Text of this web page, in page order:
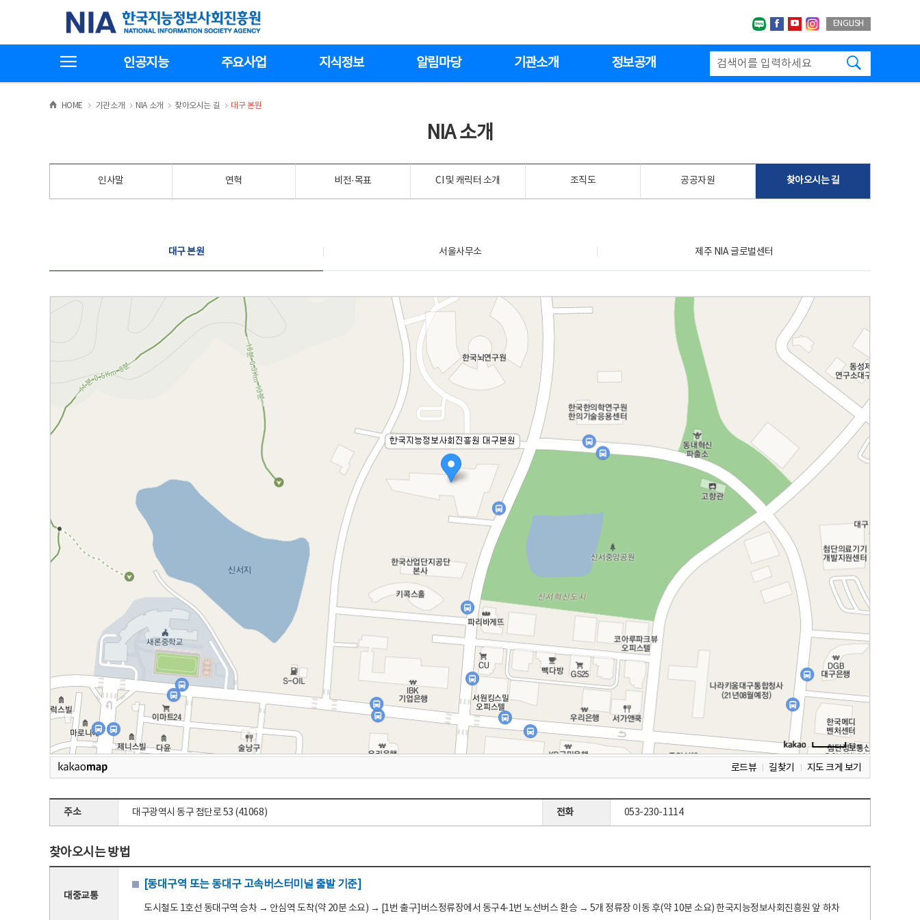
기
한국지능정보사회진흥원
네이버블로그
페이스북
유투브인스타그랩
ENGLISH
인공지능 주요사업 지식정보 알림마당 기관소개 정보공개
HOME >
기관소개 >NIA 소개 >
찾아오시는 길 >
대구 본원
NIA 소개
인사말 연혁 비전·목표 CI 및 캐릭터 소개 조직도 공공자원 찾아오시는 길
대구 본원 서울사무소 제주 NIA 글로벌센터
로드뷰 길찾기 지도 크게 보기
주소 대구광역시 동구 첨단로 53 (41068) 전화 053-230-1114
찾아오시는 방법
대중교통
[동대구역 또는 동대구 고속버스터미널 출발 기준]
도시철도 1호선 동대구역 승차 → 안심역 도착(약 20분 소요) → [1번 출구]버스정류장에서 동구4-1번 노선버스 환승 → 5개 정류장 이동 후(약 10분 소요) 한국지능정보사회진흥원 앞 하차